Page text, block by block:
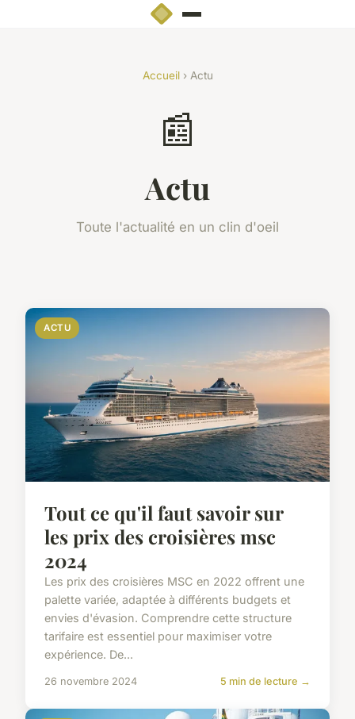
Accueil› Actu
📰
Actu
Toute l'actualité en un clin d'oeil
ACTU
Tout ce qu'il faut savoir sur
les prix des croisières msc
2024
Les prix des croisières MSC en 2022 offrent une
palette variée, adaptée à différents budgets et
envies d'évasion. Comprendre cette structure
tarifaire est essentiel pour maximiser votre
expérience. De...
26 novembre 2024 5 min de lecture →